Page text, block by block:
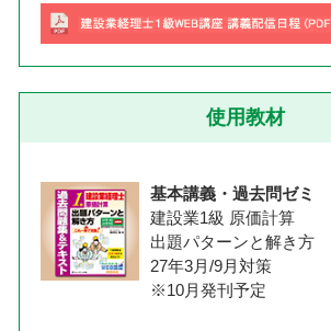
使用教材
基本講義・過去問ゼミ
建設業1級 原価計算
出題パターンと解き方
27年3月/9月対策
※10月発刊予定